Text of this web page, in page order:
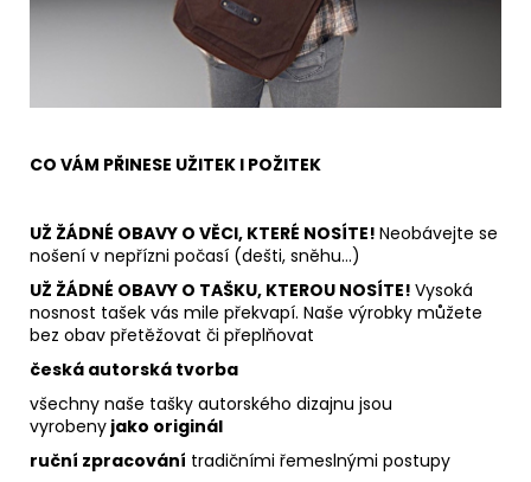
CO VÁM PŘINESE UŽITEK I POŽITEK
UŽ ŽÁDNÉ OBAVY O VĚCI, KTERÉ NOSÍTE! Neobávejte se
nošení v nepřízni počasí (dešti, sněhu…)
UŽ ŽÁDNÉ OBAVY O TAŠKU, KTEROU NOSÍTE! Vysoká
nosnost tašek vás mile překvapí. Naše výrobky můžete
bez obav přetěžovat či přeplňovat
česká autorská tvorba
všechny naše tašky autorského dizajnu jsou
vyrobeny jako originál
ruční zpracování tradičními řemeslnými postupy